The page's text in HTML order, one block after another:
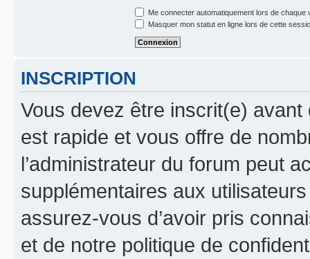
Me connecter automatiquement lors de chaque
Masquer mon statut en ligne lors de cette
INSCRIPTION
Vous devez être inscrit(e) avant
est rapide et vous offre de
l’administrateur du forum peut
supplémentaires aux
assurez-vous d’avoir pris
et de notre politique de